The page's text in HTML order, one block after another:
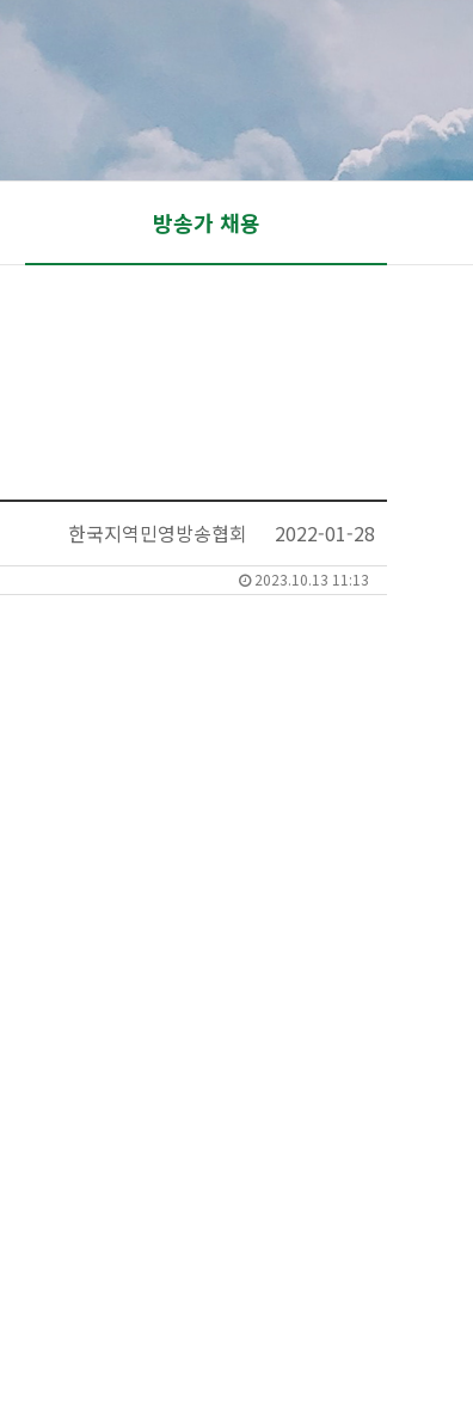
방송가 채용
한국지역민영방송협회 2022-01-28
2023.10.13 11:13